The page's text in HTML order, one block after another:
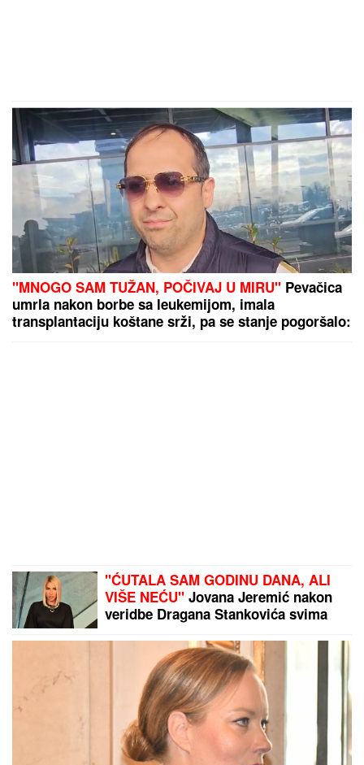
"MNOGO SAM TUŽAN, POČIVAJ U MIRU" Pevačica
umrla nakon borbe sa leukemijom, imala
transplantaciju koštane srži, pa se stanje pogoršalo:
"ĆUTALA SAM GODINU DANA, ALI
VIŠE NEĆU" Jovana Jeremić nakon
veridbe Dragana Stankovića svima
Niko me neće iskoristiti"